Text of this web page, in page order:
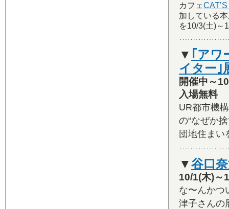
カフェ
加している
を10/3(土)～
▼ ｢アワ
イター｣
開催中～
入場無料
UR都市機
の“なぜか
団地住まい
▼谷口
10/1(木)
な〜んかつ
津子さんの